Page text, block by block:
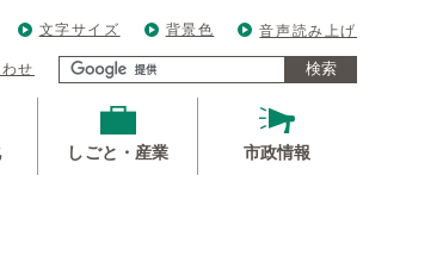
文字サイズ 背景色 音声読み上げ
せ 検索
しごと・産業 市政情報